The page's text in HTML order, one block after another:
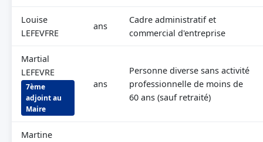
Louise
LEFEVFRE
ans
Cadre administratif et
commercial d'entreprise
Martial
LEFEVRE
7ème
adjoint au
Maire
ans
Personne diverse sans activité
professionnelle de moins de
60 ans (sauf retraité)
Martine